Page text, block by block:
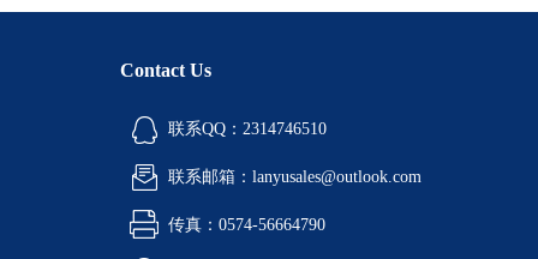
Contact Us
联系QQ：2314746510
联系邮箱：lanyusales@outlook.com
传真：0574-56664790